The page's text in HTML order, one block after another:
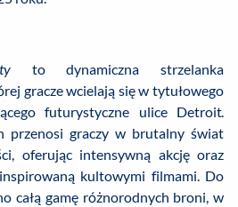
to dynamiczna strzelanka
gracze wcielają się w tytułowego
futurystyczne ulice Detroit.
przenosi graczy w brutalny świat
oferując intensywną akcję oraz
kultowymi filmami. Do
całą gamę różnorodnych broni, w